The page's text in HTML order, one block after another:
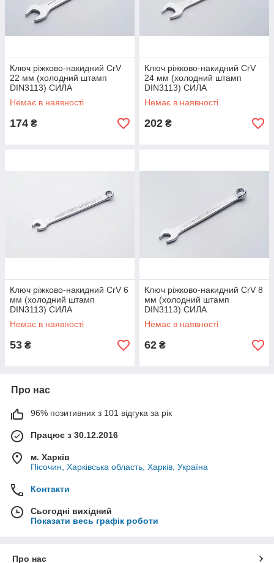
Ключ ріжково-накидний CrV
22 мм (холодний штамп
DIN3113) СИЛА
Немає в наявності
174 ₴
Ключ ріжково-накидний CrV
24 мм (холодний штамп
DIN3113) СИЛА
Немає в наявності
202 ₴
Ключ ріжково-накидний CrV 6
мм (холодний штамп
DIN3113) СИЛА
Немає в наявності
53 ₴
Ключ ріжково-накидний CrV 8
мм (холодний штамп
DIN3113) СИЛА
Немає в наявності
62 ₴
Про нас
96% позитивних з 101 відгука за рік
Працює з 30.12.2016
м. Харків
Пісочин, Харківська область, Харків, Україна
Контакти
Сьогодні вихідний
Показати весь графік роботи
Про нас